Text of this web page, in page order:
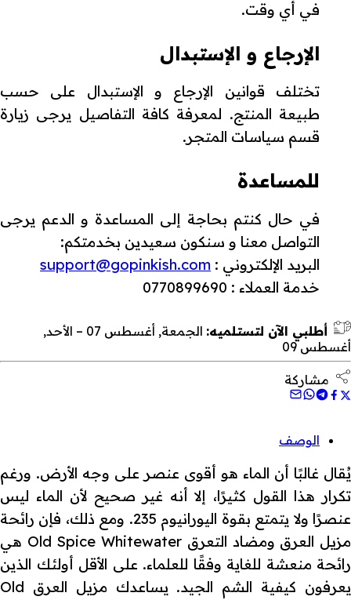
في أي وقت.
الإرجاع و الإستبدال
تختلف قوانين الإرجاع و الإستبدال على حسب
طبيعة المنتج. لمعرفة كافة التفاصيل يرجى زيارة
قسم سياسات المتجر.
للمساعدة
في حال كنتم بحاجة إلى المساعدة و الدعم يرجى
التواصل معنا و سنكون سعيدين بخدمتكم:
البريد الإلكتروني : support@gopinkish.com
خدمة العملاء : 0770899690
أطلبي الآن لتستلميه:
الجمعة, أغسطس 07 – الأحد,
أغسطس 09
مشاركة
الوصف
يُقال غالبًا أن الماء هو أقوى عنصر على وجه الأرض. ورغم
تكرار هذا القول كثيرًا، إلا أنه غير صحيح لأن الماء ليس
عنصرًا ولا يتمتع بقوة اليورانيوم 235. ومع ذلك، فإن رائحة
مزيل العرق ومضاد التعرق Old Spice Whitewater هي
رائحة منعشة للغاية وفقًا للعلماء. على الأقل أولئك الذين
يعرفون كيفية الشم الجيد. يساعدك مزيل العرق Old